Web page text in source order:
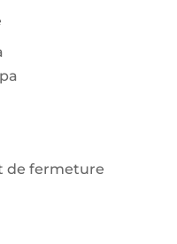
de fermeture